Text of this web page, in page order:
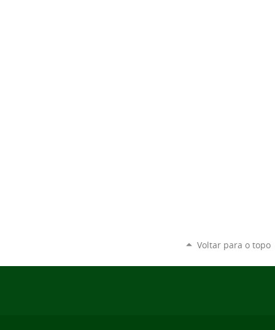
Voltar para o topo